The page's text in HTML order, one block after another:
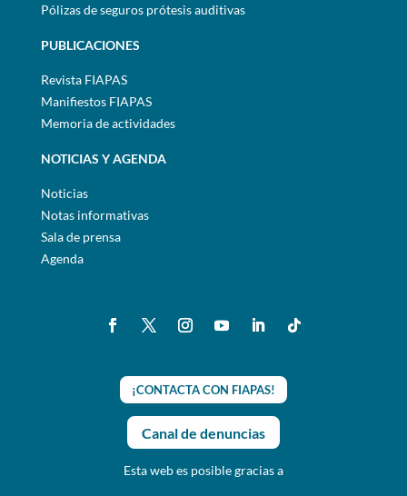
Pólizas de seguros prótesis auditivas
PUBLICACIONES
Revista FIAPAS
Manifiestos FIAPAS
Memoria de actividades
NOTICIAS Y AGENDA
Noticias
Notas informativas
Sala de prensa
Agenda
¡CONTACTA CON FIAPAS!
Canal de denuncias
Esta web es posible gracias a